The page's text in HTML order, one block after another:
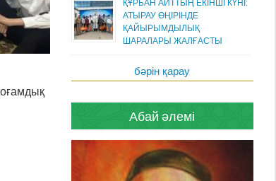
ҚҰРБАН АЙТТЫҢ ЕКІНШІ КҮНІ:
АТЫРАУ ӨҢІРІНДЕ
ҚАЙЫРЫМДЫЛЫҚ
ШАРАЛАРЫ ЖАЛҒАСТЫ
бәрін қарау
Абай әлемі